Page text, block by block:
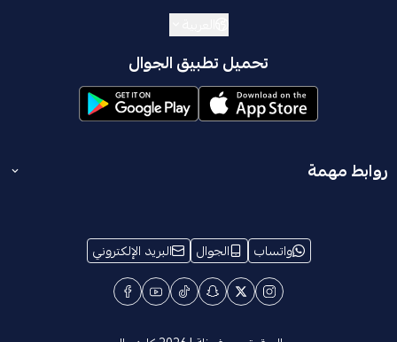
روابط مهمة
الشروط والأحكام
معلومات الإسترجاع والإستبدال
من نحن
ترخيص تخفيضات
تحميل تطبيق الجوال
واتساب الجوال البريد الإلكتروني